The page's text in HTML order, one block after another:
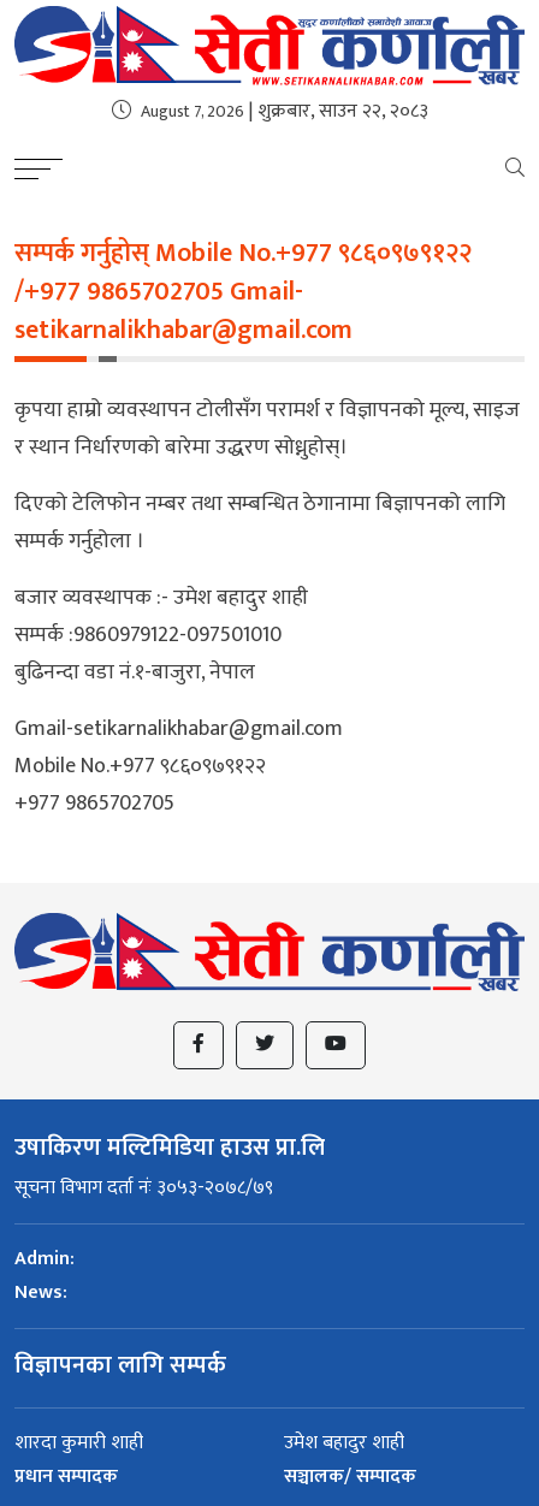
August 7, 2026 | शुक्रबार, साउन २२, २०८३
सम्पर्क गर्नुहोस् Mobile No.+977 ९८६०९७९१२२
/+977 9865702705Gmail-
setikarnalikhabar@gmail.com
कृपया हाम्रो व्यवस्थापन टोलीसँग परामर्श र विज्ञापनको मूल्य, साइज
र स्थान निर्धारणको बारेमा उद्धरण सोध्नुहोस्।
दिएको टेलिफोन नम्बर तथा सम्बन्धित ठेगानामा बिज्ञापनको लागि
सम्पर्क गर्नुहोला ।
बजार व्यवस्थापक :- उमेश बहादुर शाही
सम्पर्क :9860979122-097501010
बुढिनन्दा वडा नं.१-बाजुरा, नेपाल
Gmail-setikarnalikhabar@gmail.com
Mobile No.+977 ९८६०९७९१२२
+977 9865702705
उषाकिरण मल्टिमिडिया हाउस प्रा.लि
सूचना विभाग दर्ता नंः ३०५३-२०७८/७९
Admin:
News:
विज्ञापनका लागि सम्पर्क
शारदा कुमारी शाही
प्रधान सम्पादक
उमेश बहादुर शाही
सञ्चालक/ सम्पादक